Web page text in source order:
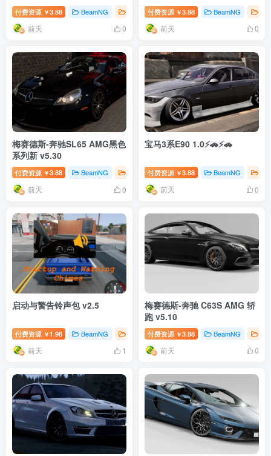
付费资源 ￥3.88 BeamNG BeamNG汽车 # 劳斯莱斯
前天 0
付费资源 ￥3.88 BeamNG
前天 0
梅赛德斯-奔驰SL65 AMG黑色
系列新 v5.30
付费资源 ￥3.88 BeamNG BeamNG汽车 # 奔驰
前天 0
宝马3系E90 1.0⚡🚗⚡🚗
付费资源 ￥3.88 BeamNG
前天 0
启动与警告铃声包 v2.5
付费资源 ￥ 1.98 BeamNG BeamNG汽车 # 启动音
前天 1
梅赛德斯-奔驰 C63S AMG 轿
跑 v5.10
付费资源 ￥3.88 BeamNG
前天 0